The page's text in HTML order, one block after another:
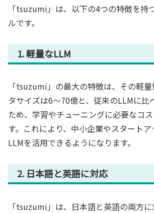
「tsuzumi」は、以下の4つの特徴を持
ルです。
1. 軽量なLLM
「tsuzumi」の最大の特徴は、その軽
タサイズは6～70億と、従来のLLMに比
ため、学習やチューニングに必要なコ
す。これにより、中小企業やスタート
LLMを活用できるようになります。
2. 日本語と英語に対応
「tsuzumi」は、日本語と英語の両方に